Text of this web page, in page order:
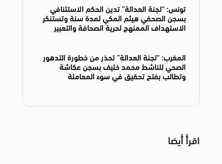
تونس: “لجنة العدالة” تدين الحكم الاستئنافي
بسجن الصحفي هيثم المكي لمدة سنة وتستنكر
الاستهداف الممنهج لحرية الصحافة والتعبير
المغرب: “لجنة العدالة” تحذر من خطورة التدهور
الصحي للناشط محمد خليف بسجن عكاشة
وتطالب بفتح تحقيق في سوء المعاملة
اقرأ أيضا